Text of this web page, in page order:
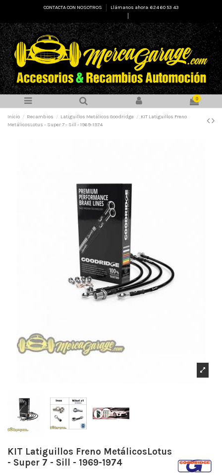
CONTACTA CON NOSOTROS
Llámanos ahora: 624 60 53 43
0
Inicio Recambios Latiguillos Metálicos Goodridge
KIT Latiguillos Freno
MetálicosLotus - Super 7 - Sill - 1969-1974
KIT Latiguillos Freno MetálicosLotus
- Super 7 - Sill - 1969-1974